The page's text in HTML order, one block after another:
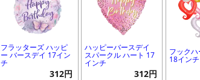
フラッターズ ハッピ
ー バースデイ 17イン
チ
312円
ハッピーバースデイ
スパークル ハート 17
インチ
312円
フック
18インチ